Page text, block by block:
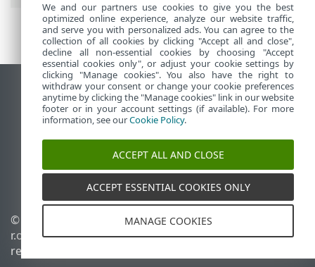
Ver sitio del escritorio
End of Life
Base de conocimiento de ESET
Foro de ESET
ESET Status Portal
Soporte regional
© 1992 - 2026 ESET, spol. s
r.o. - Todos los derechos
reservados.
Administrar perfiles
Política de cookies
We and our partners use cookies to give you the best
optimized online experience, analyze our website traffic,
and serve you with personalized ads. You can agree to the
collection of all cookies by clicking "Accept all and close",
decline all non-essential cookies by choosing "Accept
essential cookies only", or adjust your cookie settings by
clicking "Manage cookies". You also have the right to
withdraw your consent or change your cookie preferences
anytime by clicking the "Manage cookies" link in our website
footer or in your account settings (if available). For more
information, see ourCookie Policy.
ACCEPT ALL AND CLOSE
ACCEPT ESSENTIAL COOKIES ONLY
MANAGE COOKIES